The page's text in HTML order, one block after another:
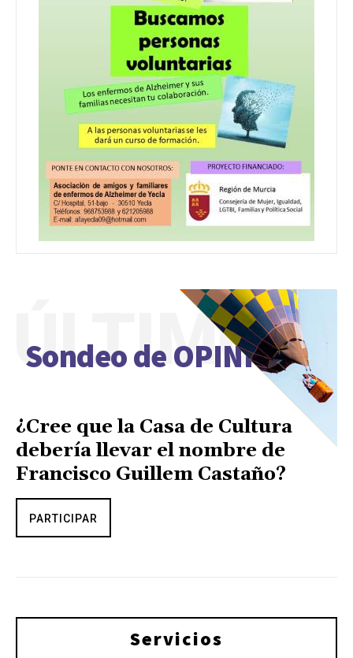
Sondeo de OPINIÓN
ÚLTIMO
¿Cree que la Casa de Cultura
debería llevar el nombre de
Francisco Guillem Castaño?
PARTICIPAR
Servicios